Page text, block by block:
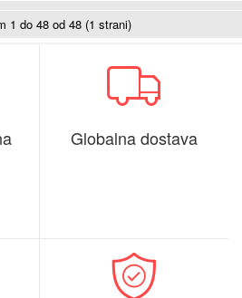
1 do 48 od 48 (1 strani)
Globalna dostava